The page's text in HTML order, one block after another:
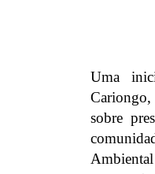
Uma
sobre